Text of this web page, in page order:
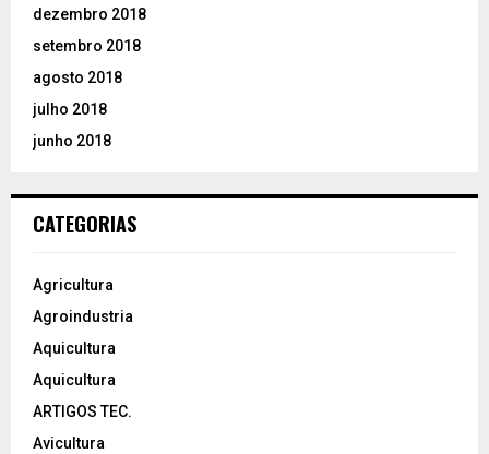
dezembro 2018
setembro 2018
agosto 2018
julho 2018
junho 2018
CATEGORIAS
Agricultura
Agroindustria
Aquicultura
Aquicultura
ARTIGOS TEC.
Avicultura